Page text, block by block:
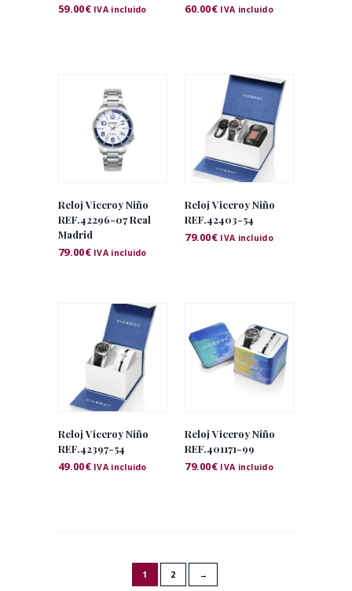
59.00€ IVA incluido 60.00€ IVA incluido
Reloj Viceroy Niño
REF.42296-07 Real
Madrid
79.00€ IVA incluido
Reloj Viceroy Niño
REF.42403-54
79.00€ IVA incluido
Reloj Viceroy Niño
REF.42397-54
49.00€ IVA incluido
Reloj Viceroy Niño
REF.401171-99
79.00€ IVA incluido
1 2 →